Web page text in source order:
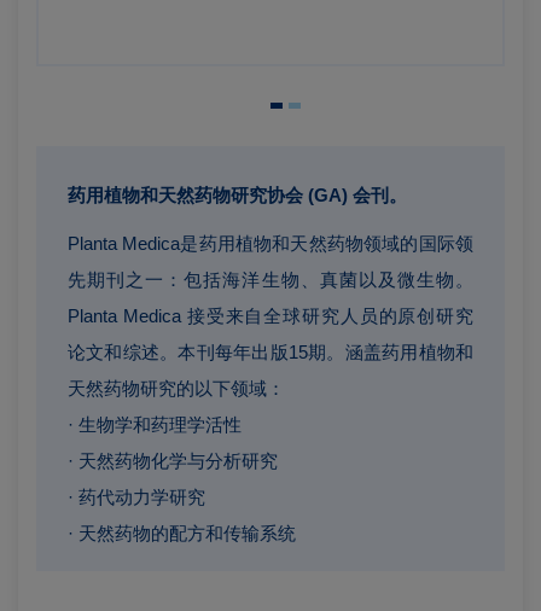
药用植物和天然药物研究协会 (GA) 会刊。
Planta Medica是药用植物和天然药物领域的国际领
先期刊之一：包括海洋生物、真菌以及微生物。
Planta Medica 接受来自全球研究人员的原创研究
论文和综述。本刊每年出版15期。涵盖药用植物和
天然药物研究的以下领域：
· 生物学和药理学活性
· 天然药物化学与分析研究
· 药代动力学研究
· 天然药物的配方和传输系统